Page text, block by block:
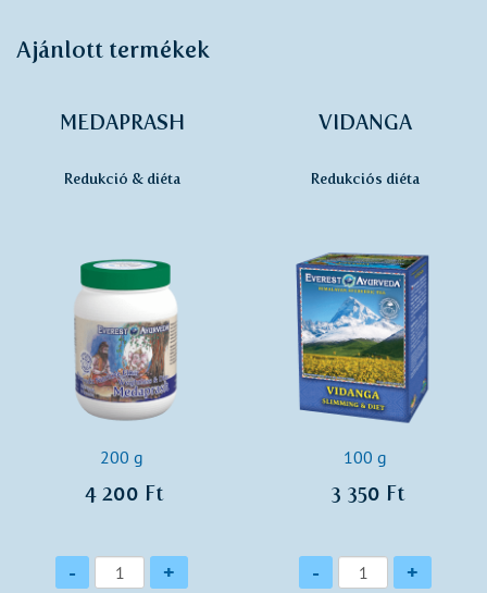
Ajánlott termékek
MEDAPRASH
Redukció & diéta
200 g
4 200 Ft
Mennyiség
- +
VIDANGA
Redukciós diéta
100 g
3 350 Ft
Mennyiség
- +